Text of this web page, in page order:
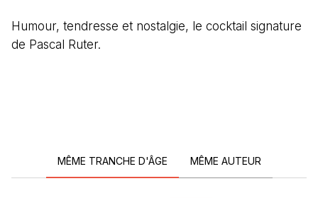
Humour, tendresse et nostalgie, le cocktail signature
de Pascal Ruter.
MÊME TRANCHE D'ÂGE MÊME AUTEUR